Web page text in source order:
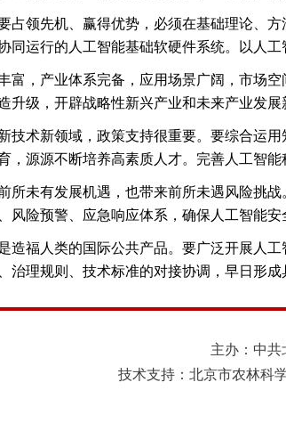
占领先机、赢得优势，必须在基础理论、
同运行的人工智能基础软硬件系统。以人
富，产业体系完备，应用场景广阔，市场
升级，开辟战略性新兴产业和未来产业发
技术新领域，政策支持很重要。要综合运
，源源不断培养高素质人才。完善人工智
所未有发展机遇，也带来前所未遇风险挑
风险预警、应急响应体系，确保人工智能安
造福人类的国际公共产品。要广泛开展人
治理规则、技术标准的对接协调，早日形
主办：中共
技术支持：北京市农林科